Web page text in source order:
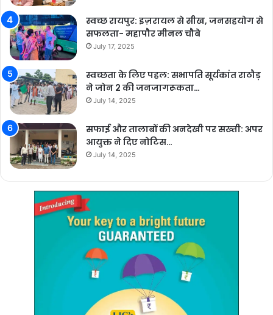
स्वच्छ रायपुर: इज़रायल से सीख, जनसहयोग से
सफलता- महापौर मीनल चौबे
July 17, 2025
स्वच्छता के लिए पहल: सभापति सूर्यकांत राठौड़
ने जोन 2 की जनजागरूकता…
July 14, 2025
सफाई और तालाबों की अनदेखी पर सख्ती: अपर
आयुक्त ने दिए नोटिस…
July 14, 2025